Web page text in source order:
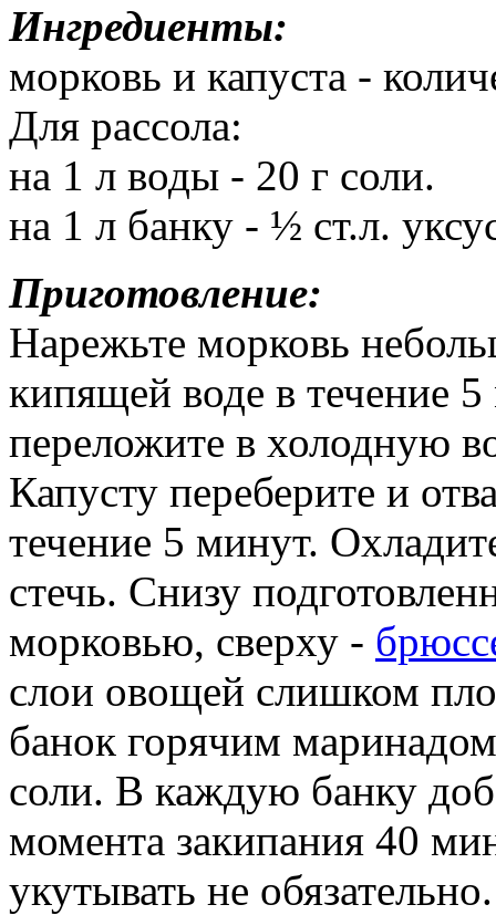
Ингредиенты:
морковь и капуста -
Для рассола:
на 1 л воды - 20 г соли.
на 1 л банку - ½ ст.л.
Приготовление:
Нарежьте морковь
кипящей воде в течение
переложите в холодную
Капусту переберите и
течение 5 минут.
стечь. Снизу
морковью, сверху -
слои овощей слишком
банок горячим
соли. В каждую банку
момента закипания 40
укутывать не обязательно.